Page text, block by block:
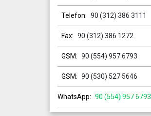
Telefon: 90 (312) 386 3111
Fax: 90 (312) 386 1272
GSM: 90 (554) 957 6793
GSM: 90 (530) 527 5646
WhatsApp: 90 (554) 957 6793